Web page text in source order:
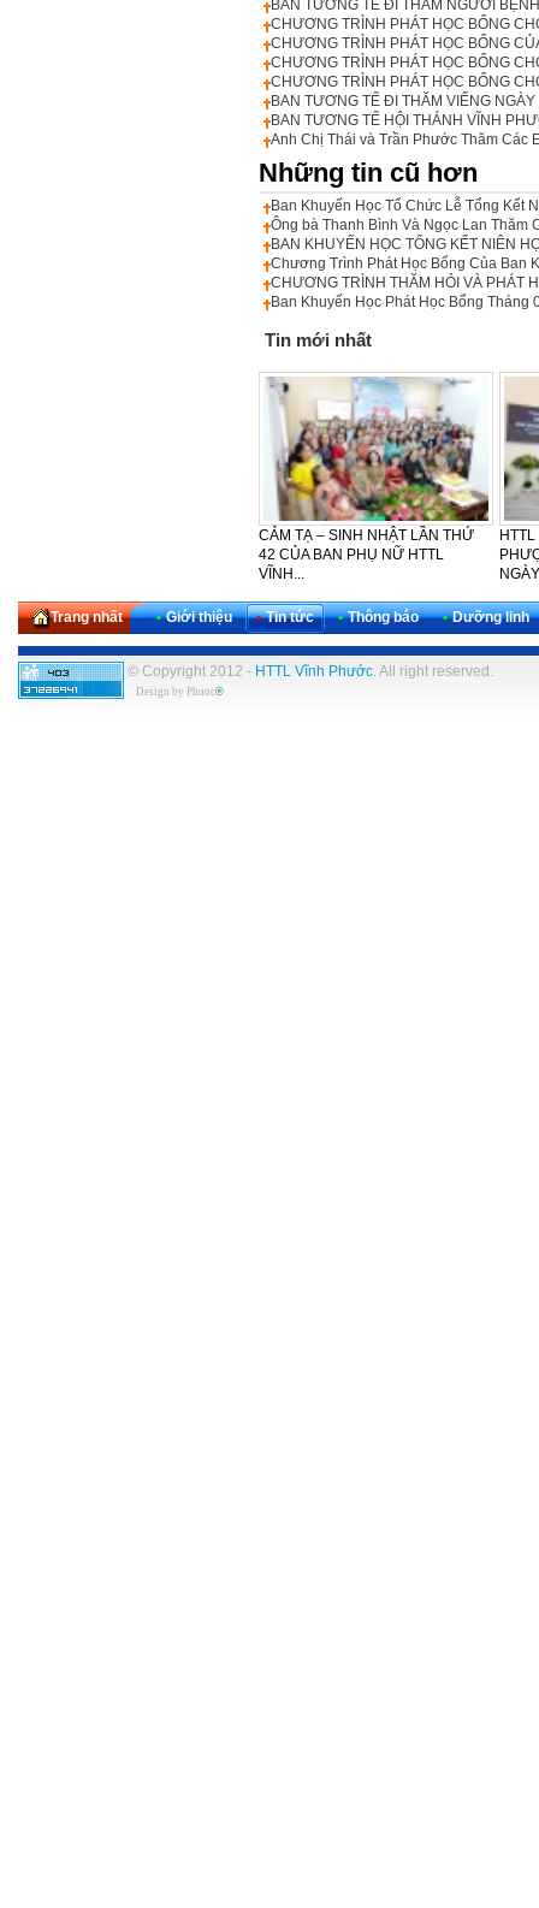
BAN TƯƠNG TẾ ĐI THĂM NGƯỜI BỆNH
CHƯƠNG TRÌNH PHÁT HỌC BỔNG
CHƯƠNG TRÌNH PHÁT HỌC BỔNG
CHƯƠNG TRÌNH PHÁT HỌC BỔNG
CHƯƠNG TRÌNH PHÁT HỌC BỔNG
BAN TƯƠNG TẾ ĐI THĂM VIẾNG
BAN TƯƠNG TẾ HỘI THÁNH VĨNH
Anh Chị Thái và Trần Phước Thăm Các
Những tin cũ hơn
Ban Khuyến Học Tổ Chức Lễ Tổng Kết
Ông bà Thanh Bình Và Ngọc Lan Thăm
BAN KHUYẾN HỌC TỔNG KẾT NIÊN
Chương Trình Phát Học Bổng Của Ban
CHƯƠNG TRÌNH THĂM HỎI VÀ PHÁT
Ban Khuyến Học Phát Học Bổng Tháng
Tin mới nhất
CẢM TẠ – SINH NHẬT LẦN THỨ
42 CỦA BAN PHỤ NỮ HTTL
VĨNH...
Trang nhất • Giới thiệu • Tin tức • Thông báo • Dưỡng linh
© Copyright 2012 - HTTL Vĩnh Phước. All right reserved.
Design by Phuoc®